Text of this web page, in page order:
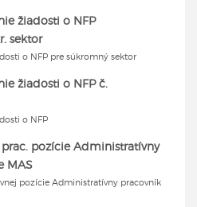
žiadosti o NFP
sektor
o NFP pre súkromný sektor
žiadosti o NFP č.
o NFP
prac. pozície Administratívny
MAS
pozície Administratívny pracovník